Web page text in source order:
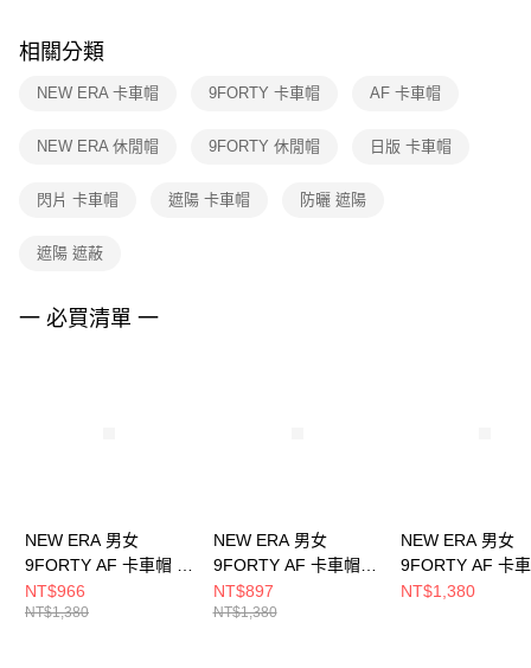
※ 交易是否成功請以「AFTEE先享後付 」之結帳頁面顯示為準，若有關於
是否繳費成功／繳費後需取消欲退款等相關疑問，請聯繫「AFTEE先享後付
客戶支援中心」 https://netprotections.freshdesk.com/support/home
１．透過由恩沛科技股份有限公司提供之「AFTEE先享後付」服務完成之交
權轉讓予恩沛科技股份有限公司。
３．未成年的使用者請事先徵得法定代理人或監護人之同意方可使用
４．使用「AFTEE先享後付」時，將依據個別帳號之用戶狀況，依本公司即
相關分類
NEW ERA 卡車帽 9FORTY 卡車帽 AF 卡車帽
NEW ERA 休閒帽 9FORTY 休閒帽 日版 卡車帽
閃片 卡車帽 遮陽 卡車帽 防曬 遮陽
遮陽 遮蔽
一 必買清單 一
NEW ERA 男女
9FORTY AF 卡車帽 日
版SEQUINS NE
NE14201438
NT$966
NT$1,380
NEW ERA 男女
9FORTY AF 卡車帽
FISHNET NE 黑
NE14499937
NT$897
NT$1,380
NEW ERA 男女
9FORTY AF 卡
COLOR ERA
NT$1,380